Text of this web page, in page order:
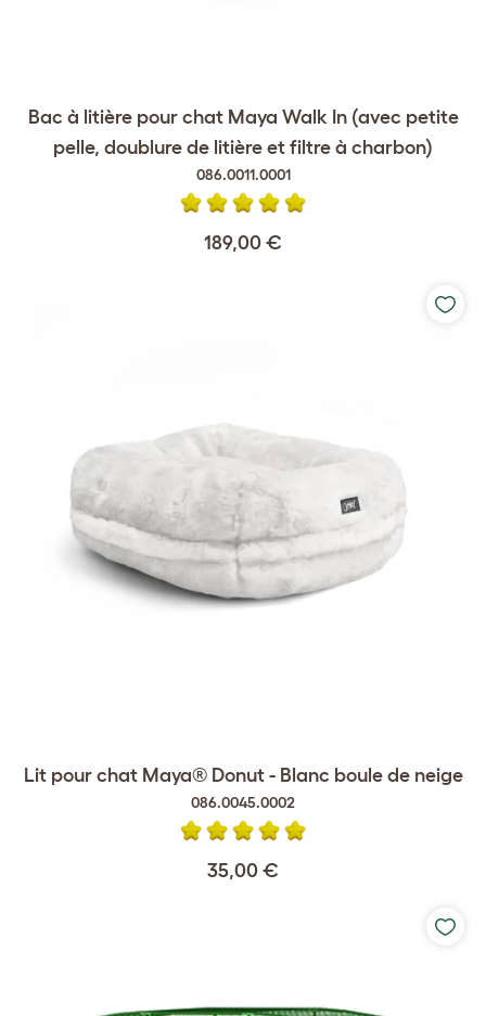
Bac à litière pour chat Maya Walk In (avec petite
pelle, doublure de litière et filtre à charbon)
086.0011.0001
189,00 €
Lit pour chat Maya® Donut - Blanc boule de neige
086.0045.0002
35,00 €